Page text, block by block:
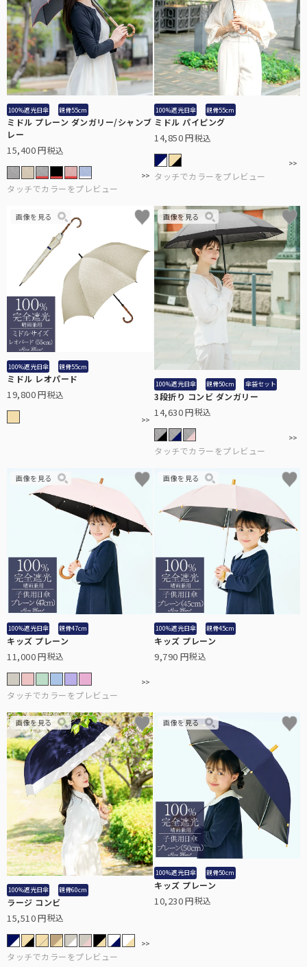
100%遮光日傘 親骨55cm
ミドル プレーン ダンガリー/シャンブ
レー
15,400 税込
100%遮光日傘 親骨55cm
ミドル パイピング
14,850 税込
100%遮光日傘 親骨55cm
ミドル レオパード
19,800 税込
100%遮光日傘 親骨50cm 傘袋セット
3段折り コンビ ダンガリー
14,630 税込
100%遮光日傘 親骨47cm
キッズ プレーン
11,000 税込
100%遮光日傘 親骨45cm
キッズ プレーン
9,790 税込
100%遮光日傘 親骨60cm
ラージ コンビ
15,510 税込
100%遮光日傘 親骨50cm
キッズ プレーン
10,230 税込